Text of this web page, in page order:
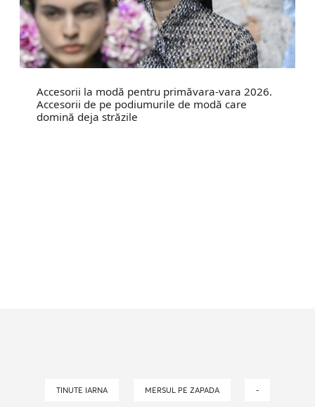
Accesorii la modă pentru primăvara-vara 2026.
Accesorii de pe podiumurile de modă care
domină deja străzile
TINUTE IARNA MERSUL PE ZAPADA -